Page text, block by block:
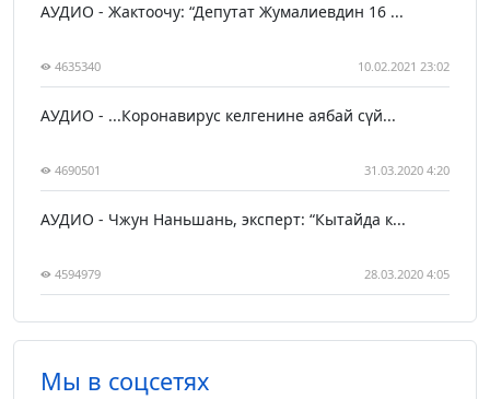
АУДИО - Жактоочу: “Депутат Жумалиевдин 16 ...
4635340 10.02.2021 23:02
АУДИО - ...Коронавирус келгенине аябай сүй...
4690501 31.03.2020 4:20
АУДИО - Чжун Наньшань, эксперт: “Кытайда к...
4594979 28.03.2020 4:05
Мы в соцсетях